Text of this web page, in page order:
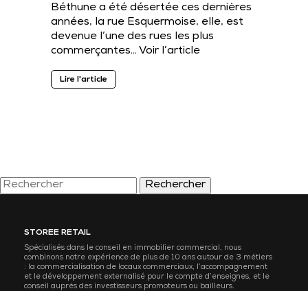
Béthune a été désertée ces dernières
années, la rue Esquermoise, elle, est
devenue l’une des rues les plus
commerçantes… Voir l’article
Lire l'article
Rechercher
STOREE RETAIL
Spécialisés dans le conseil en immobilier commercial, nous
combinons notre expérience de plus de 10 ans autour de 3 métiers
: la commercialisation de locaux commerciaux, l’accompagnement
et le développement externalisé pour le compte d’enseignes, et le
conseil auprès des investisseurs promoteurs ou bailleurs.